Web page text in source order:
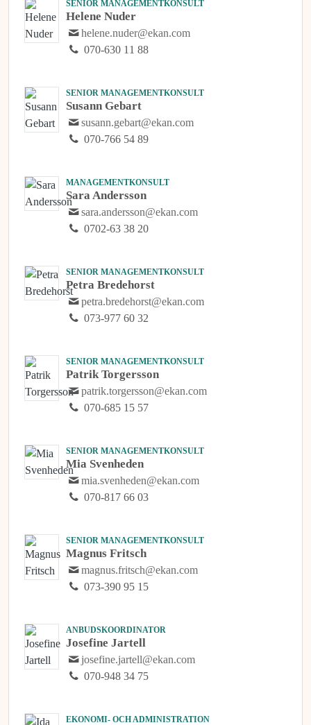
SENIOR MANAGEMENTKONSULT
Helene Nuder
helene.nuder@ekan.com
070-630 11 88
SENIOR MANAGEMENTKONSULT
Susann Gebart
susann.gebart@ekan.com
070-766 54 89
MANAGEMENTKONSULT
Sara Andersson
sara.andersson@ekan.com
0702-63 38 20
SENIOR MANAGEMENTKONSULT
Petra Bredehorst
petra.bredehorst@ekan.com
073-977 60 32
SENIOR MANAGEMENTKONSULT
Patrik Torgersson
patrik.torgersson@ekan.com
070-685 15 57
SENIOR MANAGEMENTKONSULT
Mia Svenheden
mia.svenheden@ekan.com
070-817 66 03
SENIOR MANAGEMENTKONSULT
Magnus Fritsch
magnus.fritsch@ekan.com
073-390 95 15
ANBUDSKOORDINATOR
Josefine Jartell
josefine.jartell@ekan.com
070-948 34 75
EKONOMI- OCH ADMINISTRATION